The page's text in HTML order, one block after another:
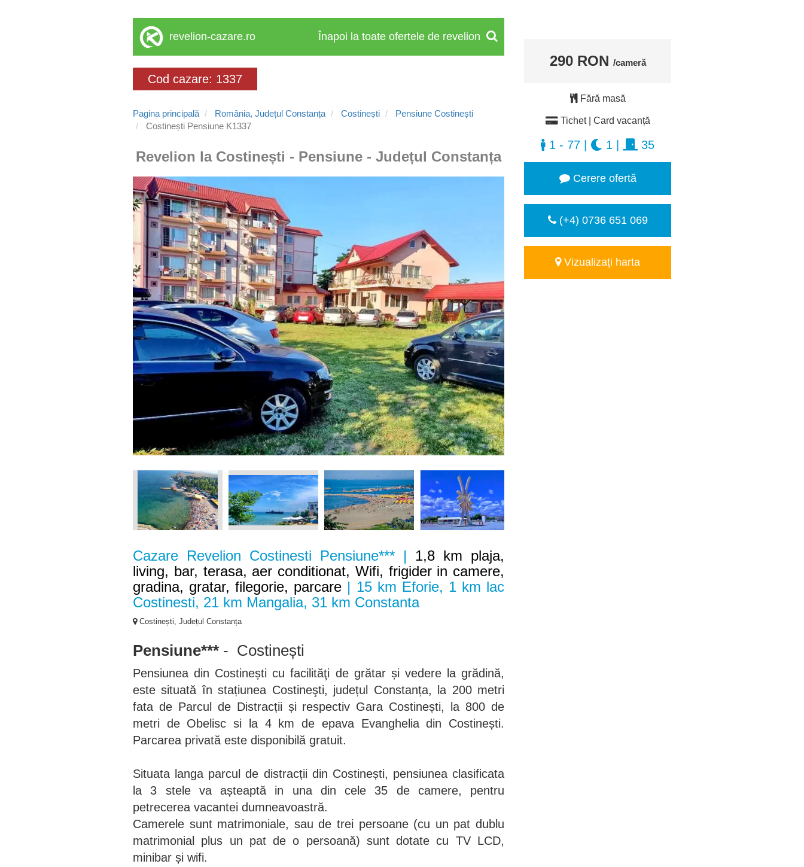
revelion-cazare.ro Înapoi la toate ofertele de revelion
Cod cazare: 1337
Pagina principală România, Județul Constanța Costinești
Pensiune Costinești
Costinești Pensiune K1337
Revelion la Costinești - Pensiune - Județul Constanța
Cazare Revelion Costinesti Pensiune*** | 1,8 km plaja,
living, bar, terasa, aer conditionat, Wifi, frigider in camere,
gradina, gratar, filegorie, parcare | 15 km Eforie, 1 km lac
Costinesti, 21 km Mangalia, 31 km Constanta
Costinești, Județul Constanța
Pensiune*** - Costinești
Pensiunea din Costinești cu facilităţi de grătar și vedere la grădină,
este situată în stațiunea Costineşti, județul Constanța, la 200 metri
fata de Parcul de Distracții și respectiv Gara Costinești, la 800 de
metri de Obelisc si la 4 km de epava Evanghelia din Costinești.
Parcarea privată este disponibilă gratuit.
Situata langa parcul de distracții din Costinești, pensiunea clasificata
la 3 stele va așteaptă in una din cele 35 de camere, pentru
petrecerea vacantei dumneavoastră.
Camerele sunt matrimoniale, sau de trei persoane (cu un pat dublu
matrimonial plus un pat de o persoană) sunt dotate cu TV LCD,
minibar și wifi.
290 RON /cameră
Fără masă
Tichet | Card vacanță
1 - 77 1 35
Cerere ofertă
(+4) 0736 651 069
Vizualizați harta